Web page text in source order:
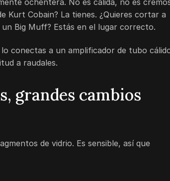
ochentera. No es cálida, no es
Kurt Cobain? La tienes. ¿Quieres cortar a
Big Muff? Estás en el lugar correcto.
conectas a un amplificador de tubo
a raudales.
grandes cambios
de vidrio. Es sensible, así que